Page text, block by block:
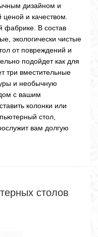
дизайном и
и качеством.
фабрике. В состав
экологически чистые
от повреждений и
подойдет как для
три вместительные
и необычную
с вашим
колонки или
стол,
вам долгую
столов